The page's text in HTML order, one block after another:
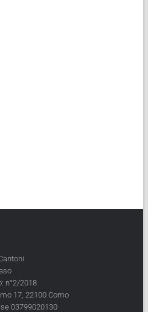
n°2/2018
17, 22100 Como
03799020130